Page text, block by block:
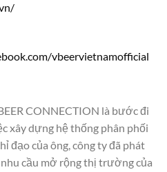
vbeervietnamofficial
CONNECTION là bước đi
xây dựng hệ thống phân phối
đạo của ông, công ty đã phát
cầu mở rộng thị trường của